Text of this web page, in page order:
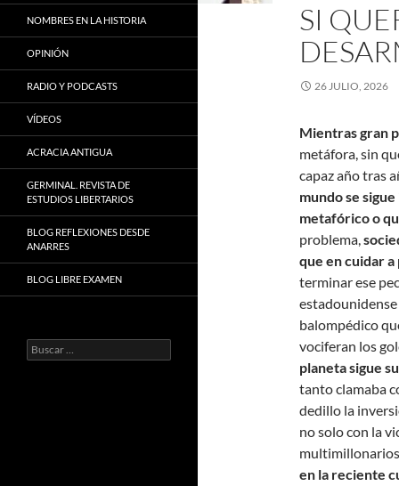
SI
26 JULIO, 2026
Mientras gran
metáfora, sin
capaz año tras
mundo se
metafórico o
problema,
que en cuidar
terminar ese
balompédico
vociferan los
planeta sigue
tanto clamaba
dedillo la
no solo con la
en la reciente
NOMBRES EN LA HISTORIA
OPINIÓN
RADIO Y PODCASTS
VÍDEOS
ACRACIA ANTIGUA
GERMINAL. REVISTA DE
ESTUDIOS LIBERTARIOS
BLOG REFLEXIONES DESDE
ANARRES
BLOG LIBRE EXAMEN
Buscar: